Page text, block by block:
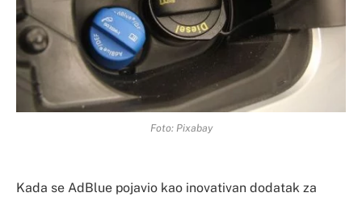
Foto: Pixabay
Kada se AdBlue pojavio kao inovativan dodatak za